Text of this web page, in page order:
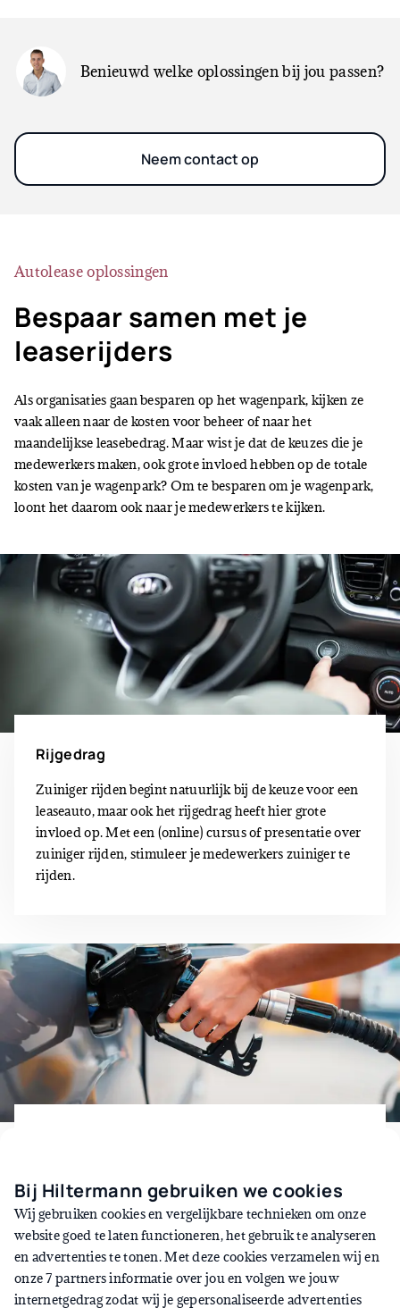
Benieuwd welke oplossingen bij jou passen?
Neem contact op
Autolease oplossingen
Bespaar samen met je
leaserijders
Als organisaties gaan besparen op het wagenpark, kijken ze
vaak alleen naar de kosten voor beheer of naar het
maandelijkse leasebedrag. Maar wist je dat de keuzes die je
medewerkers maken, ook grote invloed hebben op de totale
kosten van je wagenpark? Om te besparen om je wagenpark,
loont het daarom ook naar je medewerkers te kijken.
Rijgedrag
Zuiniger rijden begint natuurlijk bij de keuze voor een
leaseauto, maar ook het rijgedrag heeft hier grote
invloed op. Met een (online) cursus of presentatie over
zuiniger rijden, stimuleer je medewerkers zuiniger te
rijden.
Stimuleer medewerkers om op andere plekken te
tanken. Misschien is er wel een voordelige pomp in de
buurt van kantoor of in de woonplaats van de
medewerker?
Bij Hiltermann gebruiken we cookies
Wij gebruiken cookies en vergelijkbare technieken om onze
website goed te laten functioneren, het gebruik te analyseren
en advertenties te tonen. Met deze cookies verzamelen wij en
onze 7 partners informatie over jou en volgen we jouw
internetgedrag zodat wij je gepersonaliseerde advertenties